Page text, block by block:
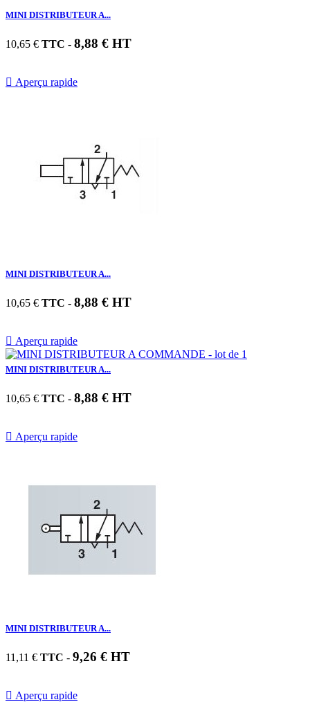
MINI DISTRIBUTEUR A...
10,65 € TTC - 8,88 € HT
 Aperçu rapide
MINI DISTRIBUTEUR A...
10,65 € TTC - 8,88 € HT
 Aperçu rapide
MINI DISTRIBUTEUR A...
10,65 € TTC - 8,88 € HT
 Aperçu rapide
MINI DISTRIBUTEUR A...
11,11 € TTC - 9,26 € HT
 Aperçu rapide